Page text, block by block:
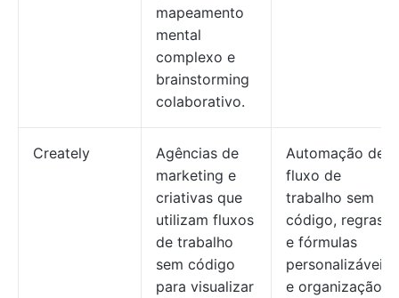
mapeamento
mental
complexo e
brainstorming
colaborativo.
Creately
Agências de
marketing e
criativas que
utilizam fluxos
de trabalho
sem código
para visualizar
Automação de
fluxo de
trabalho sem
código, regras
e fórmulas
personalizáveis
e organização